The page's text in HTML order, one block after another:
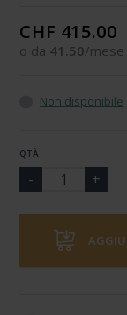
CHF 415.00
o da 41.50/mese
Non disponibile
QTÀ